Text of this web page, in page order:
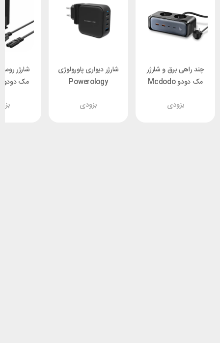
چند راهی برق و شارژر
مک دودو Mcdodo
بزودی
شارژر دیواری پاورولوژی
Powerology
توان 100 واتبزودی